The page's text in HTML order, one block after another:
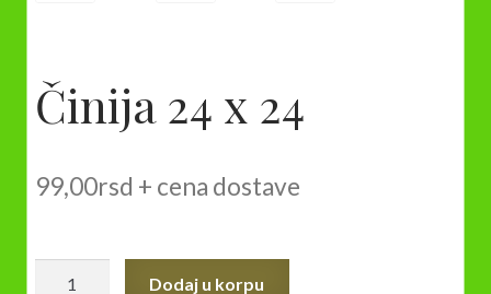
Činija 24 x 24
99,00rsd + cena dostave
Dodaj u korpu